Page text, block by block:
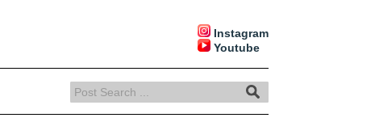
Instagram
Youtube